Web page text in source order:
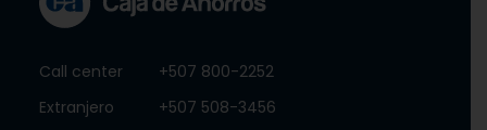
Call center
+507 800-2252
Extranjero
+507 508-3456